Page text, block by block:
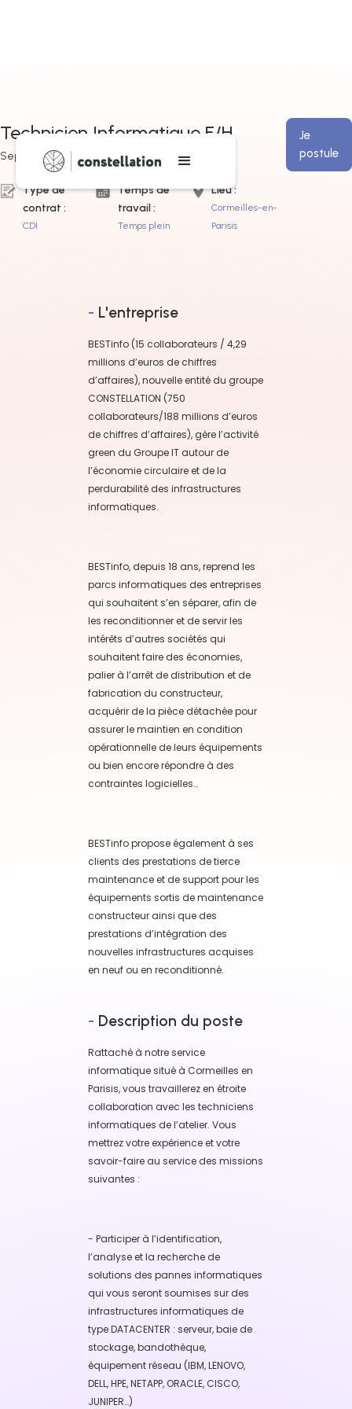
Technicien Informatique F/H
September 16, 2024
Type de
contrat :
CDI
Temps de
travail :
Temps plein
Lieu :
Cormeilles-en-
Parisis
Je
postule
- L'entreprise
BESTinfo (15 collaborateurs / 4,29
millions d’euros de chiffres
d’affaires), nouvelle entité du groupe
CONSTELLATION (750
collaborateurs/188 millions d’euros
de chiffres d’affaires), gère l’activité
green du Groupe IT autour de
l’économie circulaire et de la
perdurabilité des infrastructures
informatiques.
BESTinfo, depuis 18 ans, reprend les
parcs informatiques des entreprises
qui souhaitent s’en séparer, afin de
les reconditionner et de servir les
intérêts d’autres sociétés qui
souhaitent faire des économies,
palier à l’arrêt de distribution et de
fabrication du constructeur,
acquérir de la pièce détachée pour
assurer le maintien en condition
opérationnelle de leurs équipements
ou bien encore répondre à des
contraintes logicielles…
BESTinfo propose également à ses
clients des prestations de tierce
maintenance et de support pour les
équipements sortis de maintenance
constructeur ainsi que des
prestations d’intégration des
nouvelles infrastructures acquises
en neuf ou en reconditionné.
- Description du poste
Rattaché à notre service
informatique situé à Cormeilles en
Parisis, vous travaillerez en étroite
collaboration avec les techniciens
informatiques de l’atelier. Vous
mettrez votre expérience et votre
savoir-faire au service des missions
suivantes :
- Participer à l’identification,
l’analyse et la recherche de
solutions des pannes informatiques
qui vous seront soumises sur des
infrastructures informatiques de
type DATACENTER : serveur, baie de
stockage, bandothèque,
équipement réseau (IBM, LENOVO,
DELL, HPE, NETAPP, ORACLE, CISCO,
JUNIPER…)